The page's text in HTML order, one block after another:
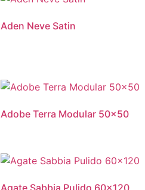
Aden Neve Satin
Adobe Terra Modular 50×50
Agate Sabbia Pulido 60×120